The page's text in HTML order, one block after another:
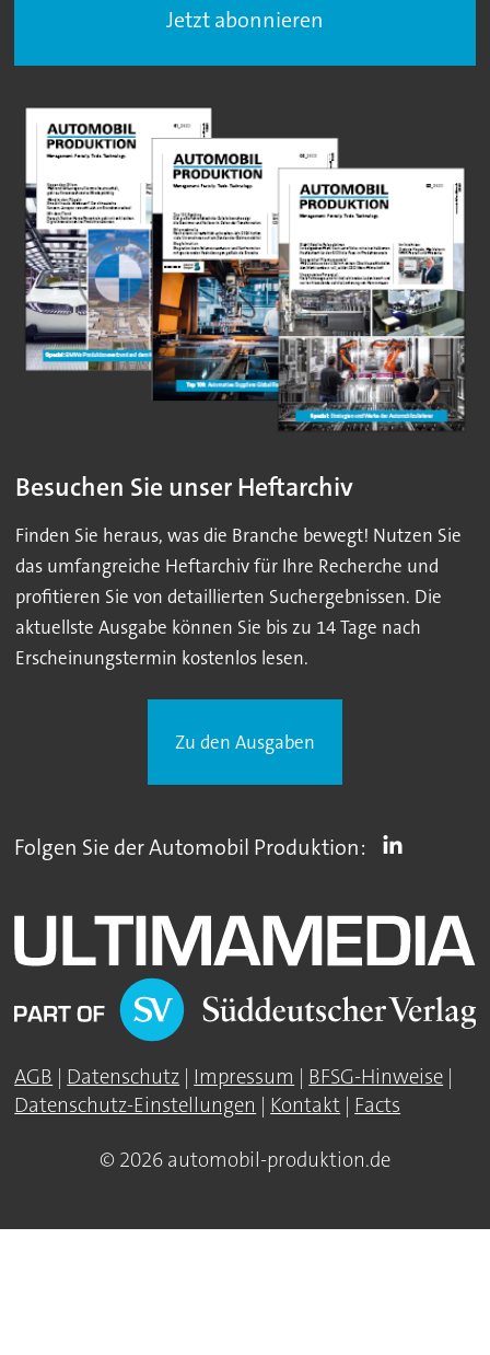
Jetzt abonnieren
Besuchen Sie unser Heftarchiv
Finden Sie heraus, was die Branche bewegt! Nutzen Sie
das umfangreiche Heftarchiv für Ihre Recherche und
profitieren Sie von detaillierten Suchergebnissen. Die
aktuellste Ausgabe können Sie bis zu 14 Tage nach
Erscheinungstermin kostenlos lesen.
Zu den Ausgaben
Folgen Sie der Automobil Produktion:
AGB | Datenschutz | Impressum | BFSG-Hinweise |
Datenschutz-Einstellungen | Kontakt | Facts
© 2026 automobil-produktion.de